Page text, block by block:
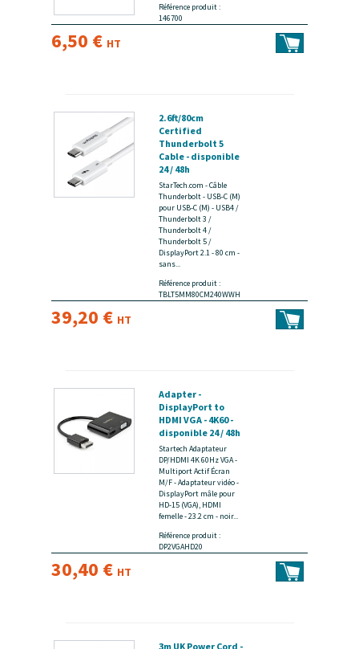
Référence produit :
146700
6,50 € HT
2.6ft/80cm
Certified
Thunderbolt 5
Cable - disponible
24 / 48h
StarTech.com - Câble
Thunderbolt - USB-C (M)
pour USB-C (M) - USB4 /
Thunderbolt 3 /
Thunderbolt 4 /
Thunderbolt 5 /
DisplayPort 2.1 - 80 cm -
sans...
Référence produit :
TBLT5MM80CM240WWH
39,20 € HT
Adapter -
DisplayPort to
HDMI VGA - 4K60 -
disponible 24 / 48h
Startech Adaptateur
DP/HDMI 4K 60Hz VGA -
Multiport Actif Écran
M/F - Adaptateur vidéo -
DisplayPort mâle pour
HD-15 (VGA), HDMI
femelle - 23.2 cm - noir...
Référence produit :
DP2VGAHD20
30,40 € HT
3m UK Power Cord -